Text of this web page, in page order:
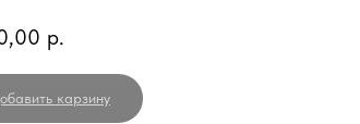
р.
карзину